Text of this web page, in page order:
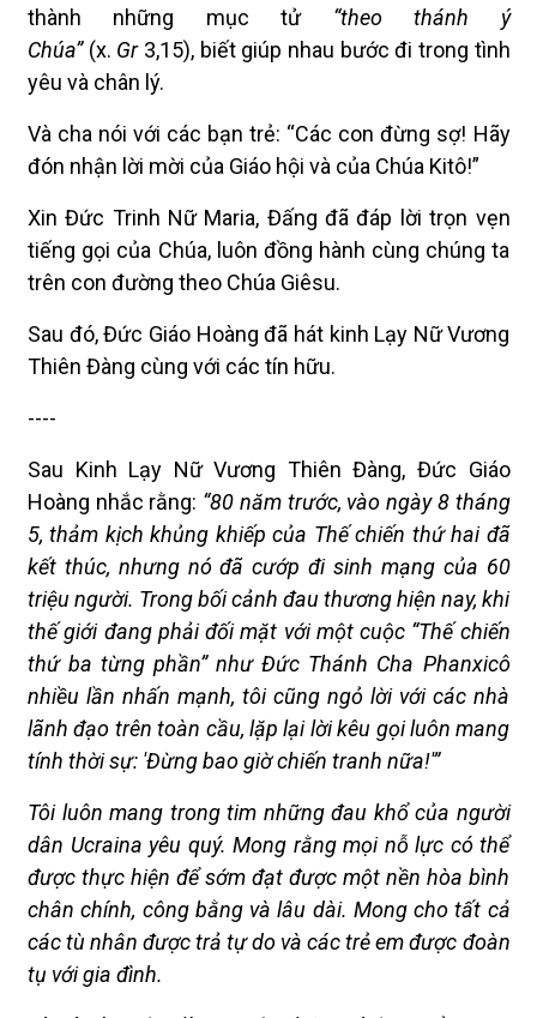
thành những mục tử “theo thánh ý
Chúa”(x. Gr3,15), biết giúp nhau bước đi trong tình
yêu và chân lý.
Và cha nói với các bạn trẻ: “Các con đừng sợ! Hãy
đón nhận lời mời của Giáo hội và của Chúa Kitô!”
Xin Đức Trinh Nữ Maria, Đấng đã đáp lời trọn vẹn
tiếng gọi của Chúa, luôn đồng hành cùng chúng ta
trên con đường theo Chúa Giêsu.
Sau đó, Đức Giáo Hoàng đã hát kinh Lạy Nữ Vương
Thiên Đàng cùng với các tín hữu.
----
Sau Kinh Lạy Nữ Vương Thiên Đàng, Đức Giáo
Hoàng nhắc rằng: “80 năm trước, vào ngày 8 tháng
5, thảm kịch khủng khiếp của Thế chiến thứ hai đã
kết thúc, nhưng nó đã cướp đi sinh mạng của 60
triệu người. Trong bối cảnh đau thương hiện nay, khi
thế giới đang phải đối mặt với một cuộc “Thế chiến
thứ ba từng phần” như Đức Thánh Cha Phanxicô
nhiều lần nhấn mạnh, tôi cũng ngỏ lời với các nhà
lãnh đạo trên toàn cầu, lặp lại lời kêu gọi luôn mang
tính thời sự: 'Đừng bao giờ chiến tranh nữa!'”
Tôi luôn mang trong tim những đau khổ của người
dân Ucraina yêu quý. Mong rằng mọi nỗ lực có thể
được thực hiện để sớm đạt được một nền hòa bình
chân chính, công bằng và lâu dài. Mong cho tất cả
các tù nhân được trả tự do và các trẻ em được đoàn
tụ với gia đình.